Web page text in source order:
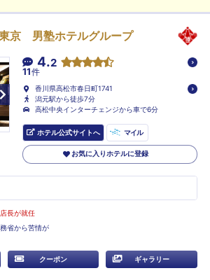
京 男塾ホテルグループ
4.2
11件
香川県高松市春日町1741
潟元駅から徒歩7分
高松中央インターチェンジから車で6分
ホテル公式サイトへ マイル
お気に入りホテルに登録
長が就任
省から苦情が
クーポン ギャラリー